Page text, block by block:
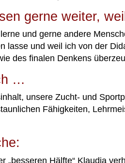
gerne weiter,
und gerne andere
lasse und weil ich von der
des finalen Denkens
…
unsere Zucht- und
Fähigkeiten,
„besseren Hälfte“ Klaudia